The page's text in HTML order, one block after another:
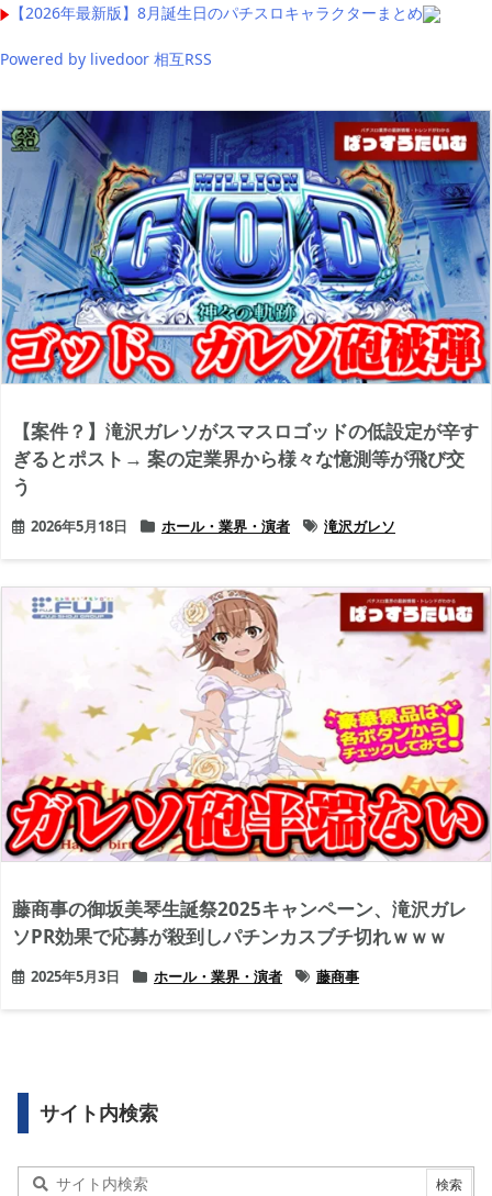
【2026年最新版】8月誕生日のパチスロキャラクターまとめ
Powered by livedoor 相互RSS
【案件？】滝沢ガレソがスマスロゴッドの低設定が辛す
ぎるとポスト→ 案の定業界から様々な憶測等が飛び交
う
2026年5月18日 ホール・業界・演者 滝沢ガレソ
藤商事の御坂美琴生誕祭2025キャンペーン、滝沢ガレ
ソPR効果で応募が殺到しパチンカスブチ切れｗｗｗ
2025年5月3日 ホール・業界・演者 藤商事
サイト内検索